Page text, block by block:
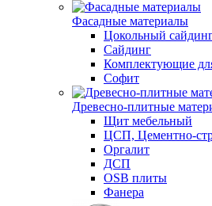
Фасадные материалы
Цокольный
Сайдинг
Комплектующие
Софит
Древесно-плитные
Щит мебельный
ЦСП, Цементно-
Оргалит
ДСП
OSB плиты
Фанера